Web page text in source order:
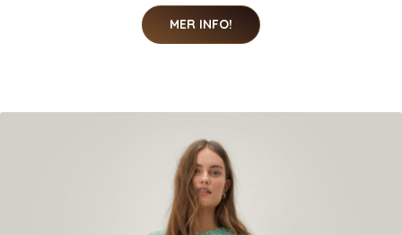
MER INFO!